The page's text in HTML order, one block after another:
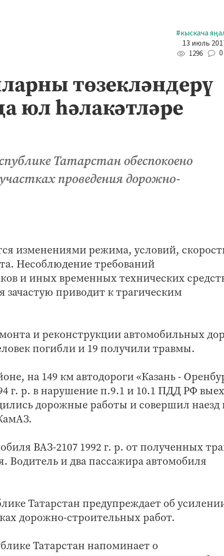
#кыскача
13 июль
1296 0
төзекләндерү
юл һәлакәтләре
Татарстан обеспокоено
проведения дорожно-
изменениями режима, условий,
Несоблюдение требований
и иных временных технических
приводит к трагическим
и реконструкции автомобильных
погибли и 19 получили травмы.
на 149 км автодороги «Казань -
г. р. в нарушение п.9.1 и 10.1 ПДД РФ
дорожные работы и совершил наезд
ВАЗ-2107 1992 г. р. от полученных
Водитель и два пассажира автомобиля
Татарстан предупреждает об
дорожно-строительных работ.
Татарстан напоминает о